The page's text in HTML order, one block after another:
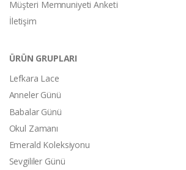
Müşteri Memnuniyeti Anketi
İletişim
ÜRÜN GRUPLARI
Lefkara Lace
Anneler Günü
Babalar Günü
Okul Zamanı
Emerald Koleksiyonu
Sevgililer Günü